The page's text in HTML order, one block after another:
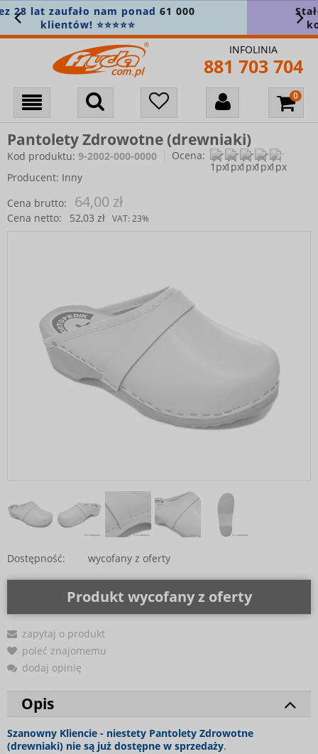
Stałe min.5% zniżki na wszystko
konto i zapisz się do newslettera 🎁
INFOLINIA
881 703 704
Pantolety Zdrowotne (drewniaki)
Kod produktu: 9-2002-000-0000
Ocena:
Producent: Inny
Cena brutto:
64,00 zł
Cena netto: 52,03 zł VAT: 23%
Dostępność: wycofany z oferty
Produkt wycofany z oferty
zapytaj o produkt
poleć znajomemu
dodaj opinię
Opis
Szanowny Kliencie - niestety Pantolety Zdrowotne
(drewniaki) nie są już dostępne w sprzedaży.